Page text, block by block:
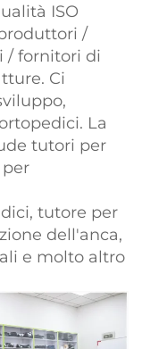
ISO
/
/ fornitori di
Ci
La
tutori per
tutore per
dell'anca,
e molto altro